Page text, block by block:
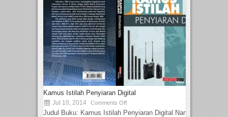
Kamus Istilah Penyiaran Digital
Jul 10, 2014 Comments Off
Judul Buku: Kamus Istilah Penyiaran Digital Nama